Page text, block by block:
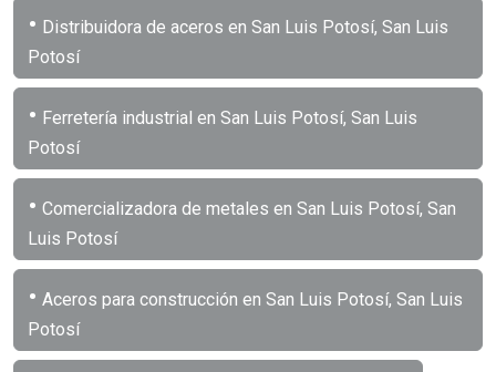
• Distribuidora de aceros en San Luis Potosí, San Luis
Potosí
• Ferretería industrial en San Luis Potosí, San Luis
Potosí
• Comercializadora de metales en San Luis Potosí, San
Luis Potosí
• Aceros para construcción en San Luis Potosí, San Luis
Potosí